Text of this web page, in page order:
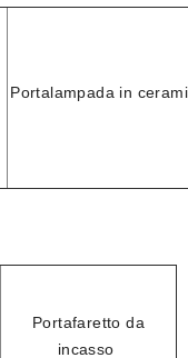
Portalampada in
Portafaretto da
incasso